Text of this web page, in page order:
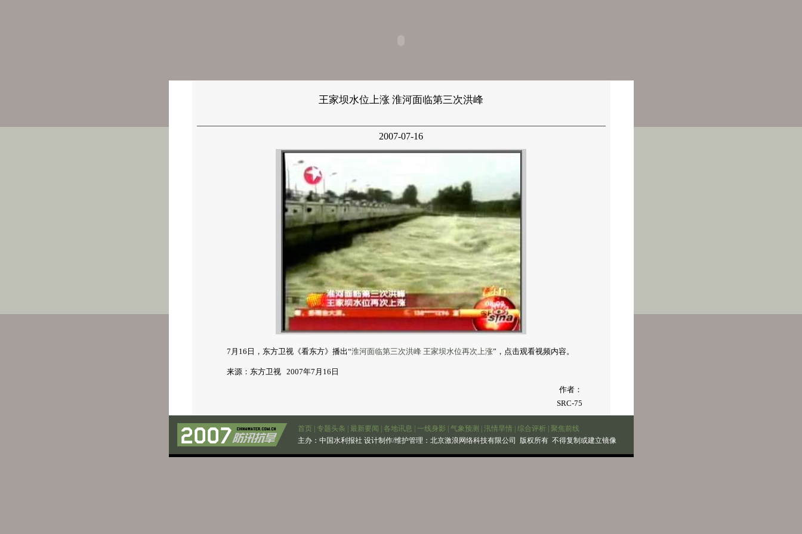
王家坝水位上涨 淮河面临第三次洪峰
2007-07-16
7月16日，东方卫视《看东方》播出“淮河面临第三次洪峰 王家坝水位再次上涨”，点击观看视频内容。
来源：东方卫视 2007年7月16日
作者：
SRC-75
首页 专题头条 最新要闻 各地讯息 一线身影 气象预测 汛情旱情 综合评析
聚焦前线
主办： 中国水利报社 设计制作/维护管理：北京激浪网络科技有限公司 版权所有 不得复制或建立镜像